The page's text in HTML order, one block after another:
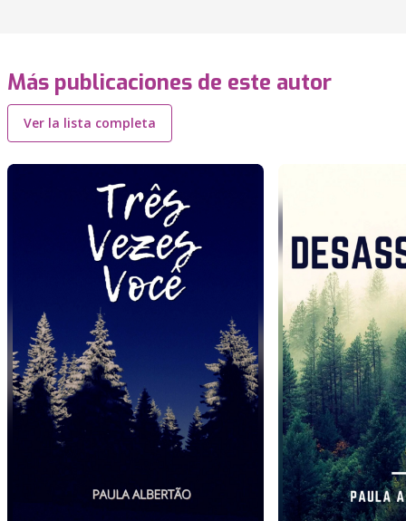
Más publicaciones de este autor
Ver la lista completa